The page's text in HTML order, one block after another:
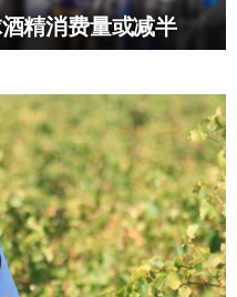
精消费量或减半